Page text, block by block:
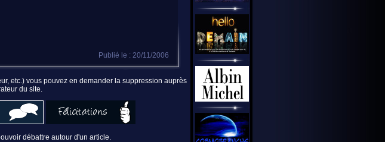
Publié le : 20/11/2006
etc.) vous pouvez en demander la suppression auprès
du site.
débattre autour d'un article.